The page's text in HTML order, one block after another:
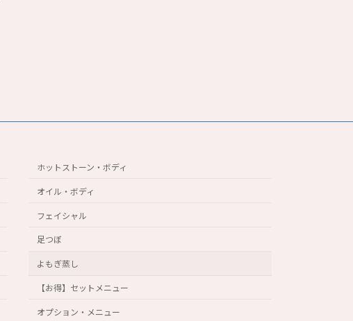
ホットストーン・ボディ
オイル・ボディ
フェイシャル
足つぼ
よもぎ蒸し
【お得】セットメニュー
オプション・メニュー